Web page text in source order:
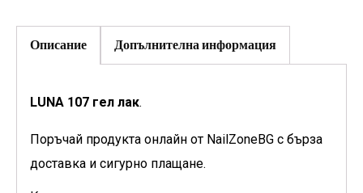
Описание Допълнителна информация
LUNA 107 гел лак.
Поръчай продукта онлайн от NailZoneBG с бърза
доставка и сигурно плащане.